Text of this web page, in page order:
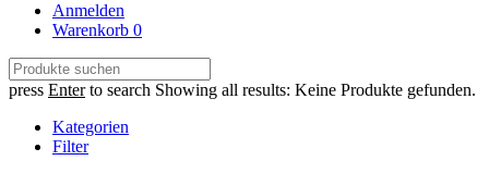
Anmelden
Warenkorb 0
press Enterto search Showing all results: Keine Produkte gefunden.
Kategorien
Filter